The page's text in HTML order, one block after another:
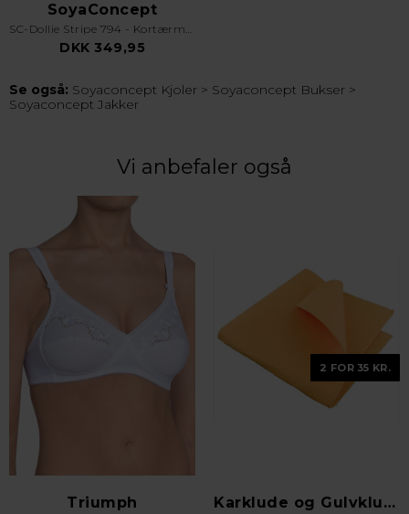
SoyaConcept
SC-Dollie Stripe 794 - Kortærmet Strikbluse - Olive
DKK 349,95
Se også: Soyaconcept Kjoler > Soyaconcept Bukser >
Soyaconcept Jakker
Vi anbefaler også
Triumph
2 FOR 35 KR.
Karklude og Gulvklude